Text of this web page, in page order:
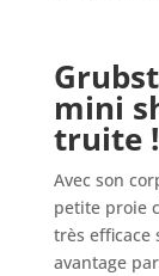
mini
truite !
Avec son
petite proie
très efficace
avantage